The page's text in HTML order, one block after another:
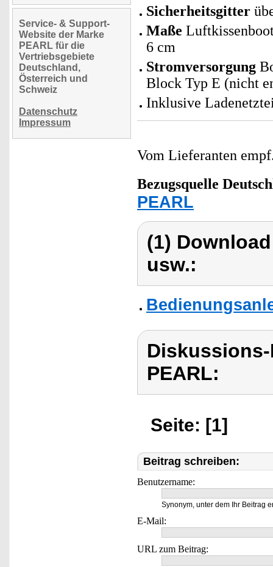
Service- & Support-
Website der Marke
PEARL für die
Vertriebsgebiete
Deutschland,
Österreich und
Schweiz
Datenschutz
Impressum
Sicherheitsgitter
Maße
6 cm
Stromversorgung
Block Typ E (nicht
Inklusive
Vom Lieferanten
Bezugsquelle
PEARL
(1)
usw.:
PEARL:
Seite: [1]
Beitrag schreiben:
Benutzername:
Synonym, unter dem Ihr Beitrag
E-Mail:
URL zum Beitrag: